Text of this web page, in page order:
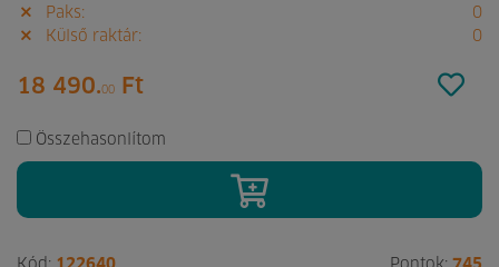
Paks:
0
Külső raktár:
0
18 490.00 Ft
Összehasonlítom